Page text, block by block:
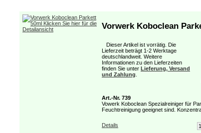
Vorwerk Koboclean
Dieser Artikel ist vorrätig. Die
Lieferzeit beträgt 1-2 Werktage
deutschlandweit. Weitere
Informationen zu den Lieferzeiten
finden Sie unter Lieferung, Versand
und Zahlung
Art.-Nr. 739
Vowerk Koboclean Spezialreiniger für
Feuchtreinigung geeignet sind.
Details